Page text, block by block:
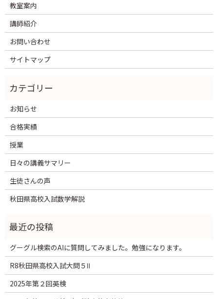
教室案内
講師紹介
お問い合わせ
サイトマップ
お知らせ
合格実績
授業
日々の講義サマリー
生徒さんの声
秋田県高校入試数学解説
グーグル検索のAIに質問してみました。勉強になります。
R8秋田県高校入試大問５Ⅱ
2025年第２回英検